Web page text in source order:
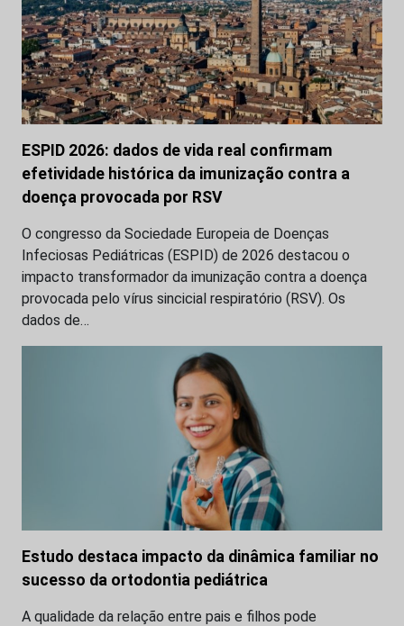
ESPID 2026: dados de vida real confirmam
efetividade histórica da imunização contra a
doença provocada por RSV
O congresso da Sociedade Europeia de Doenças
Infeciosas Pediátricas (ESPID) de 2026 destacou o
impacto transformador da imunização contra a doença
provocada pelo vírus sincicial respiratório (RSV). Os
dados de…
Estudo destaca impacto da dinâmica familiar no
sucesso da ortodontia pediátrica
A qualidade da relação entre pais e filhos pode